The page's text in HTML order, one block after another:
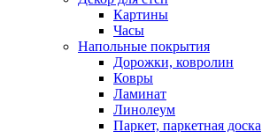
Картины
Часы
Напольные покрытия
Дорожки, ковролин
Ковры
Ламинат
Линолеум
Паркет, паркетная доска